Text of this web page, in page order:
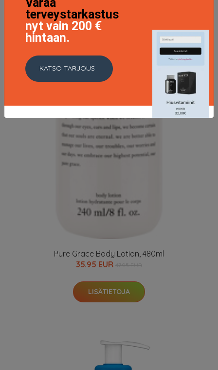
Pure Grace Body Lotion, 480ml
35.95 EUR
LISÄTIETOJA
terveystarkastus
nyt vain 200 €
hintaan.
KATSO TARJOUS